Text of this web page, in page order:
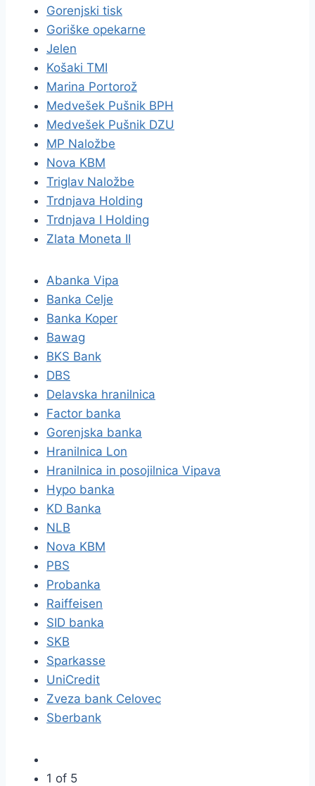
Gorenjski tisk
Goriške opekarne
Jelen
Košaki TMI
Marina Portorož
Medvešek Pušnik BPH
Medvešek Pušnik DZU
MP Naložbe
Nova KBM
Triglav Naložbe
Trdnjava Holding
Trdnjava I Holding
Zlata Moneta II
Abanka Vipa
Banka Celje
Banka Koper
Bawag
BKS Bank
DBS
Delavska hranilnica
Factor banka
Gorenjska banka
Hranilnica Lon
Hranilnica in posojilnica Vipava
Hypo banka
KD Banka
NLB
Nova KBM
PBS
Probanka
Raiffeisen
SID banka
SKB
Sparkasse
UniCredit
Zveza bank Celovec
Sberbank
1 of 5